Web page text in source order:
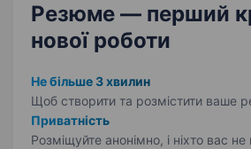
Резюме — перший
нової роботи
Не більше 3 хвилин
Щоб створити та розмістити ваше
Приватність
Розміщуйте анонімно, і ніхто вас не